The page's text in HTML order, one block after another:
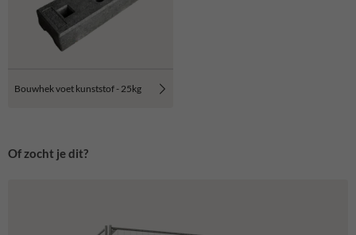
Bouwhek voet kunststof - 25kg
Of zocht je dit?